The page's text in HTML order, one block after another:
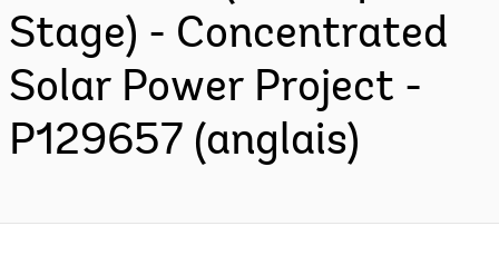
Stage) - Concentrated
Solar Power Project -
P129657 (anglais)